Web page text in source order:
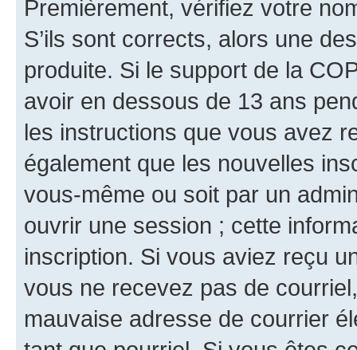
Premièrement, vérifiez votre
S’ils sont corrects, alors une
produite. Si le support de la
avoir en dessous de 13 ans
les instructions que vous avez
également que les nouvelles
vous-même ou soit par un
ouvrir une session ; cette
inscription. Si vous aviez reçu
vous ne recevez pas de
mauvaise adresse de courrier